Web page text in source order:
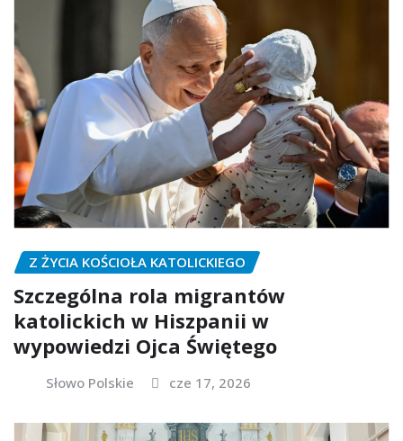
Z ŻYCIA KOŚCIOŁA KATOLICKIEGO
Szczególna rola migrantów
katolickich w Hiszpanii w
wypowiedzi Ojca Świętego
Słowo Polskie cze 17, 2026